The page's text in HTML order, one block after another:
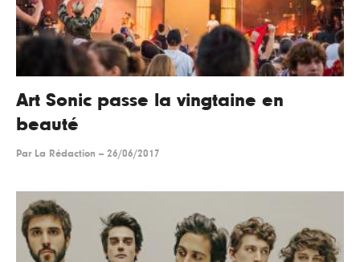
Art Sonic passe la vingtaine en
beauté
Par La Rédaction -- 26/06/2017